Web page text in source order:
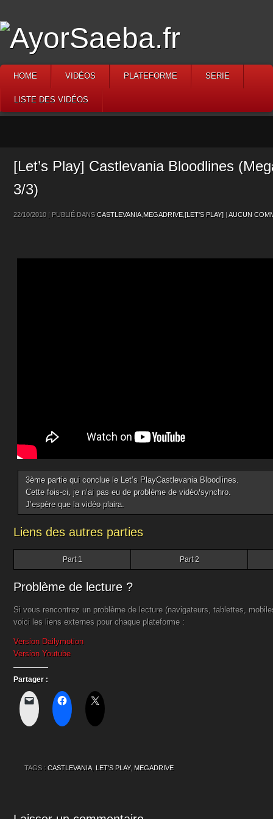
HOME VIDÉOS PLATEFORME SERIE
LISTE DES VIDÉOS
[Let’s Play] Castlevania Bloodlines
3/3)
22/10/2010 | PUBLIÉ DANSCASTLEVANIA MEGADRIVE [LET'S PLAY] |AUCUN
3ème partie qui conclue le Let’s PlayCastlevania Bloodlines.
Cette fois-ci, je n’ai pas eu de problème de vidéo/synchro.
J’espère que la vidéo plaira.
Liens des autres parties
Part 1 Part 2
Problème de lecture ?
Si vous rencontrez un problème de lecture (navigateurs, tablettes,
voici les liens externes pour chaque plateforme :
Version Dailymotion
Version Youtube
Partager :
TAGS : CASTLEVANIA LET'S PLAY, MEGADRIVE